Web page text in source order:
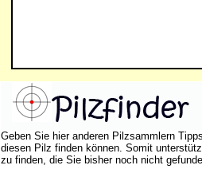
Geben Sie hier anderen Pilzsammlern
diesen Pilz finden können. Somit
zu finden, die Sie bisher noch nicht